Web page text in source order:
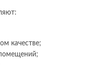
качестве;